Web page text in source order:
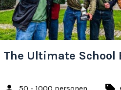
The Ultimate School